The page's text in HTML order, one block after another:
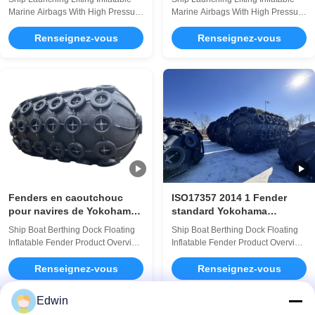
quais
Marine Airbags With High Pressure
Range 0.2-0.4Mpa Product
Description: Inflatable Marine
Airbags Inflatable Marine Airbags,
efficient solution for ship launching,
lifting, and docking. These airbags
are ...
Renseignez-vous
gonflables en caoutchouc
Marine Airbags With High Pressure
Range 0.2-0.4Mpa Product
Description: Inflatable Marine
Airbags Inflatable Marine Airbags,
efficient solution for ship launching,
lifting, and docking. These airbags
Renseignez-vous
Fenders en caoutchouc
pour navires de Yokohama
certifiés BV
Ship Boat Berthing Dock Floating
Inflatable Fender Product Overview
engineered to provide superior
protection and cushioning for ships
and docks during mooring
operations. Manufactured in strict
Renseignez-vous
ISO17357 2014 1 Fender
standard Yokohama
fabriqué pour le mouillage
des bateaux de bateau
Ship Boat Berthing Dock Floating
Inflatable Fender Product Overview
The Pneumatic Marine Fender is
engineered to provide superior
protection and cushioning for ships
Renseignez-vous
Edwin